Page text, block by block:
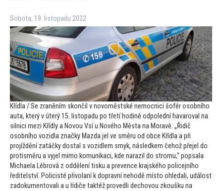
Sobota, 19. listopadu 2022
Křídla / Se zraněním skončil v novoměstské nemocnici šofér osobního
auta, který v úterý 15. listopadu po třetí hodině odpolední havaroval na
silnici mezi Křídly a Novou Vsí u Nového Města na Moravě. „Řidič
osobního vozidla značky Mazda jel ve směru od obce Křídla a při
projíždění zatáčky dostal s vozidlem smyk, následkem čehož přejel do
protisměru a vyjel mimo komunikaci, kde narazil do stromu,“ popsala
Michaela Lébrová z oddělení tisku a prevence krajského policejního
ředitelství. Policisté přivolaní k dopravní nehodě místo ohledali, událost
zadokumentovali a u řidiče taktéž provedli dechovou zkoušku na